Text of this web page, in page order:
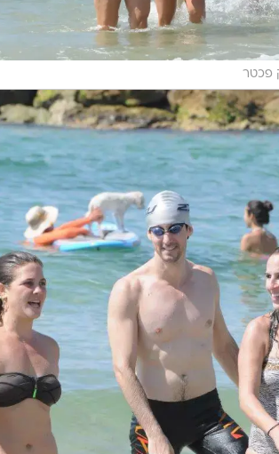
פכטר